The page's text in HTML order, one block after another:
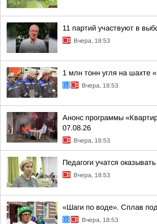
11 партий участвуют в
Вчера, 18:53
1 млн тонн угля на шахте
Вчера, 18:53
Анонс программы
07.08.26
Вчера, 18:53
Педагоги учатся
Вчера, 18:53
«Шаги по воде». Сплав
Вчера, 18:53